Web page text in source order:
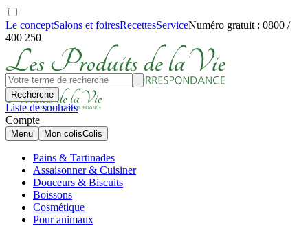
Le conceptSalons et foiresRecettesServiceNuméro gratuit : 0800 /
400 250
Recherche
Liste de souhaits
Compte
Menu Mon colisColis
Pains & Tartinades
Assaisonner & Cuisiner
Douceurs & Biscuits
Boissons
Cosmétique
Pour animaux